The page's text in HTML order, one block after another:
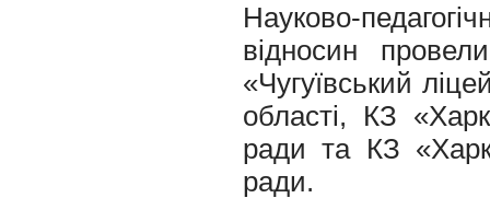
Науково-
відносин
«Чугуївський
області, КЗ
ради та КЗ
ради.